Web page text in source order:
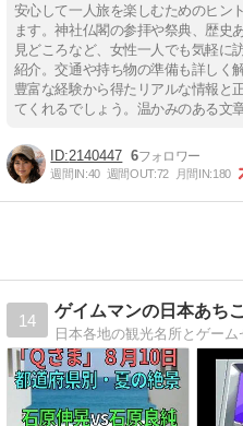
安心して一人旅を楽しむためのヒン
ます。神社仏閣の参拝や祭典、歴史
見どころなど、女性一人でも気軽に
紹介。交通や持ち物の準備も詳しく
豊富な経験から得たリアルな情報と
てくれるでしょう。温かみのある文
2140447 6
週間IN:40 週間OUT:72 月間IN:180
14
ゲイムマンの日本あち